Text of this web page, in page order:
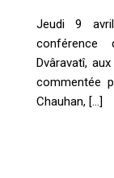
Jeudi 9
conférence
Dvâravatî,
commentée
Chauhan, [...]